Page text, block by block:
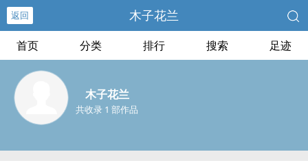
返回 木子花兰
首页 分类 排行 搜索 足迹
木子花兰
共收录 1 部作品